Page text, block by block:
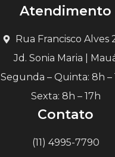
Atendimento
Rua Francisco Alves
Jd. Sonia Maria |
Segunda – Quinta: 8h –
Sexta: 8h – 17h
Contato
(11) 4995-7790